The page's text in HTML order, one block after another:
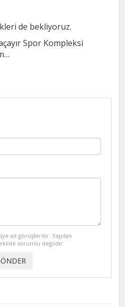
de bekliyoruz.
Spor Kompleksi
ait görüşlerdir. Yapılan
sorumlu değildir.